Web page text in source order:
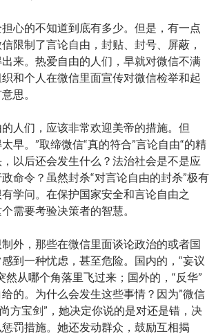
心的不知道到底有多少。但是，有一点
限制了言论自由，封贴、封号、屏蔽，
来。热爱自由的人们，早就对微信不满
和个人在微信里面宣传对微信检举和起
思。
人们，应该非常欢迎美帝的措施。但
早。”取缔微信“真的符合”言论自由“的精
以后还会发生什么？法治社会是不是应
命令？虽然封杀“对言论自由的封杀”极有
学问。在保护国家安全和言论自由之
需要考验决策者的智慧。
外，那些在微信里面谈论政治的或者国
到一种忧虑，甚至危险。国内的，“妄议
然从哪个角落里飞过来；国外的，“反华”
的。为什么会发生这些事情？因为”微信
方宝剑”，她决定你说的是对还是错，决
罚措施。她还发动群众，鼓励互相揭